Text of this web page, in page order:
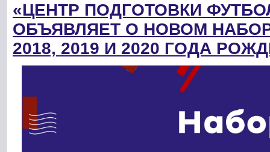
«ЦЕНТР ПОДГОТОВКИ
ОБЪЯВЛЯЕТ О НОВОМ
2018, 2019 И 2020 ГОДА